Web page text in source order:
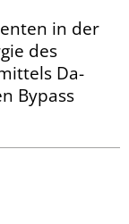
in der
des
Da-
Bypass